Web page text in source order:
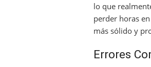
lo que
perder horas
más sólido y
Errores